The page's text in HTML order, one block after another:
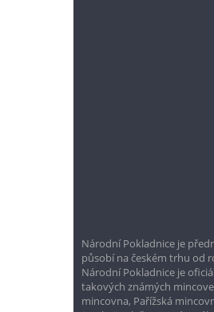
Národní Pokladnice je
působí na českém trhu od
Národní Pokladnice je
takových známých
mincovna, Pařížská